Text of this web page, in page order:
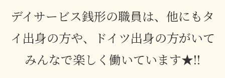
デイサービス銭形の職員は、他にもタ
イ出身の方や、ドイツ出身の方がいて
みんなで楽しく働いています★!!